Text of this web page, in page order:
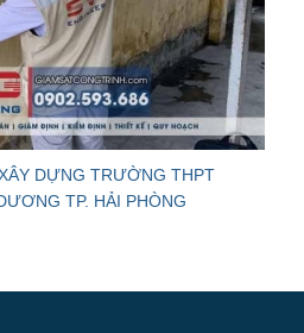
DỰNG TRƯỜNG THPT
TP. HẢI PHÒNG